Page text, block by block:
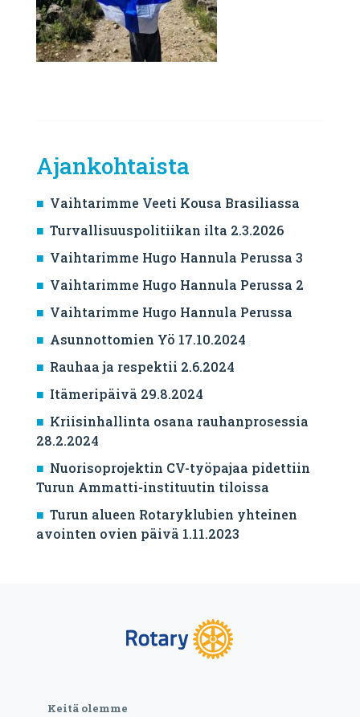
Ajankohtaista
Vaihtarimme Veeti Kousa Brasiliassa
Turvallisuuspolitiikan ilta 2.3.2026
Vaihtarimme Hugo Hannula Perussa 3
Vaihtarimme Hugo Hannula Perussa 2
Vaihtarimme Hugo Hannula Perussa
Asunnottomien Yö 17.10.2024
Rauhaa ja respektii 2.6.2024
Itämeripäivä 29.8.2024
Kriisinhallinta osana rauhanprosessia
28.2.2024
Nuorisoprojektin CV-työpajaa pidettiin
Turun Ammatti-instituutin tiloissa
Turun alueen Rotaryklubien yhteinen
avointen ovien päivä 1.11.2023
Keitä olemme